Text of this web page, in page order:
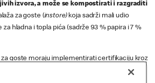
izvora, a može se kompostirati i razgraditi
za goste (instore)koja sadrži mali udio
za hladna i topla pića (sadrže 93 % papira i 7 %
za goste moraju implementirati certifikaciju kroz
sljedivosti, kako bi potvrdili da materijali